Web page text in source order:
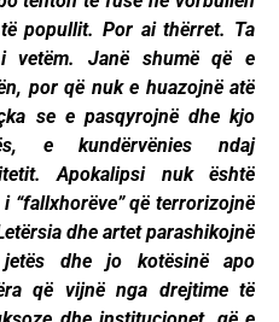
popullit. Por ai thërret. Ta
vetëm. Janë shumë që e
por që nuk e huazojnë atë
se e pasqyrojnë dhe kjo
e kundërvënies ndaj
Apokalipsi nuk është
“fallxhorëve” që terrorizojnë
dhe artet parashikojnë
dhe jo kotësinë apo
që vijnë nga drejtime të